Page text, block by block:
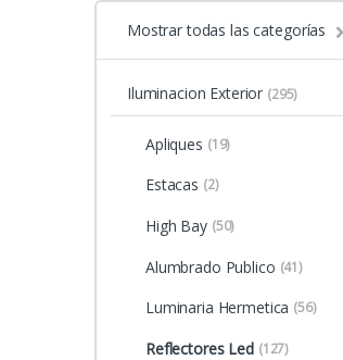
Mostrar todas las categorías
Iluminacion Exterior (295)
Apliques (19)
Estacas (2)
High Bay (50)
Alumbrado Publico (41)
Luminaria Hermetica (56)
Reflectores Led (127)